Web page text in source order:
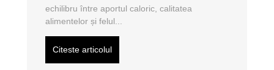
echilibru între aportul caloric, calitatea
alimentelor și felul...
Citeste articolul